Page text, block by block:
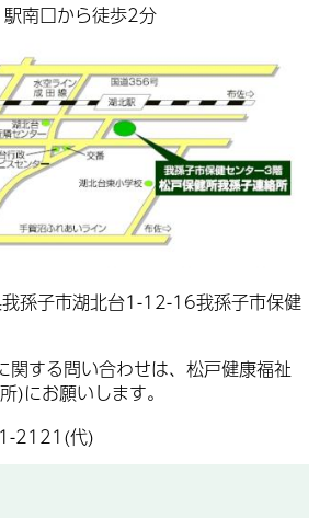
南口から徒歩2分
我孫子市湖北台1-12-16我孫子市保健
関する問い合わせは、松戸健康福祉
)にお願いします。
2121(代)